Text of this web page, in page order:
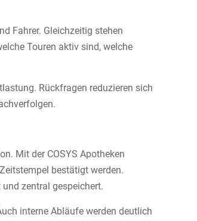
Fahrer. Gleichzeitig stehen
Touren aktiv sind, welche
Rückfragen reduzieren sich
Mit der COSYS Apotheken
bestätigt werden.
zentral gespeichert.
interne Abläufe werden deutlich